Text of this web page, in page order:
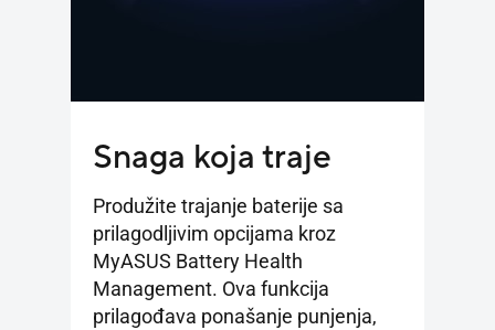
Snaga koja traje
Produžite trajanje baterije sa
prilagodljivim opcijama kroz
MyASUS Battery Health
Management. Ova funkcija
prilagođava ponašanje punjenja,